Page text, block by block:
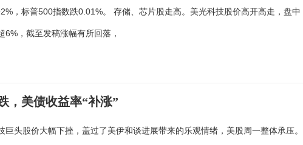
，标普500指数跌0.01%。 存储、芯片股走高。美光科技股价高开高走，盘中
6%，截至发稿涨幅有所回落，
，美债收益率“补涨”
巨头股价大幅下挫，盖过了美伊和谈进展带来的乐观情绪，美股周一整体承压。